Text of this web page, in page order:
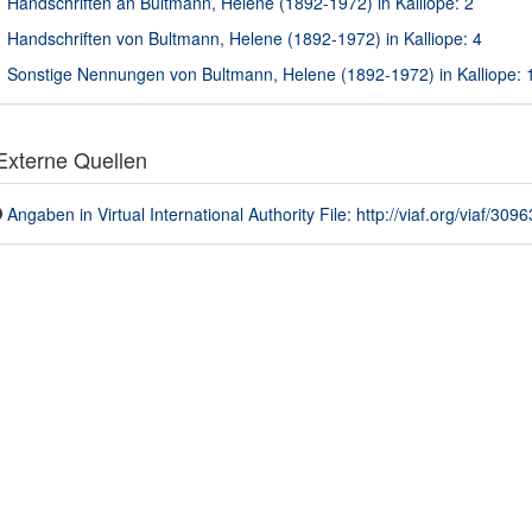
Handschriften von Bultmann, Helene (1892-1972) in Kalliope: 4
Sonstige Nennungen von Bultmann, Helene (1892-1972) in Kalliope:
Quellen
Angaben in Virtual International Authority File: http://viaf.org/viaf/